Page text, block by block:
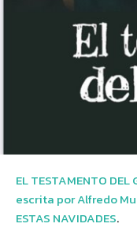
EL TESTAMENTO
escrita por Alfredo
ESTAS NAVIDADES.